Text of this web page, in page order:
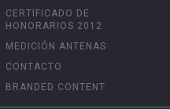
CERTIFICADO DE
HONORARIOS 2012
MEDICIÓN ANTENAS
CONTACTO
BRANDED CONTENT